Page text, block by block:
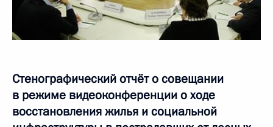
Стенографический отчёт о совещании
в режиме видеоконференции о ходе
восстановления жилья и социальной